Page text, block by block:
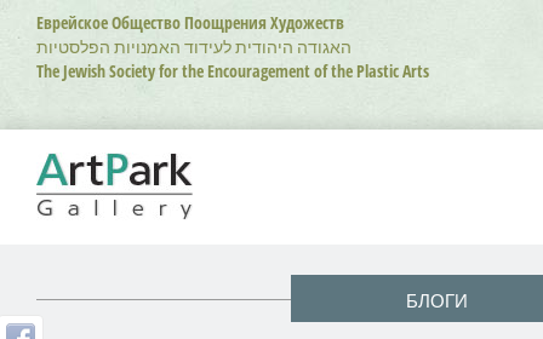
Перейти
основному
содержанию
Еврейское Общество Поощрения Художеств
האגודה היהודית לעידוד האמנויות הפלסטיות
The Jewish Society for the Encouragement of the Plastic Arts
БЛОГИ